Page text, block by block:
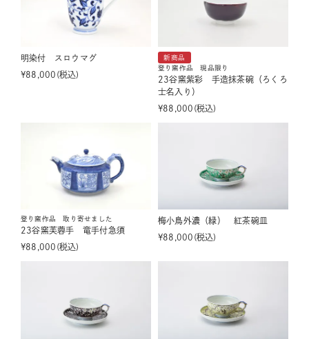
明染付 スロウマグ
¥88,000 税込
新商品
登り窯作品 現品限り
23谷窯紫彩 手造抹茶碗（ろくろ
士名入り）
¥88,000 税込
登り窯作品 取り寄せました
23谷窯芙蓉手 竜手付急須
¥88,000 税込
梅小鳥外濃（緑） 紅茶碗皿
¥88,000 税込